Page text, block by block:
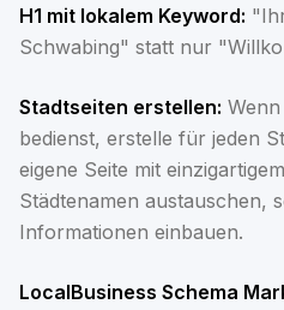
H1 mit lokalem Keyword:
Schwabing" statt nur
Stadtseiten erstellen:
bedienst, erstelle für jeden
eigene Seite mit
Städtenamen austauschen,
Informationen einbauen.
LocalBusiness Schema